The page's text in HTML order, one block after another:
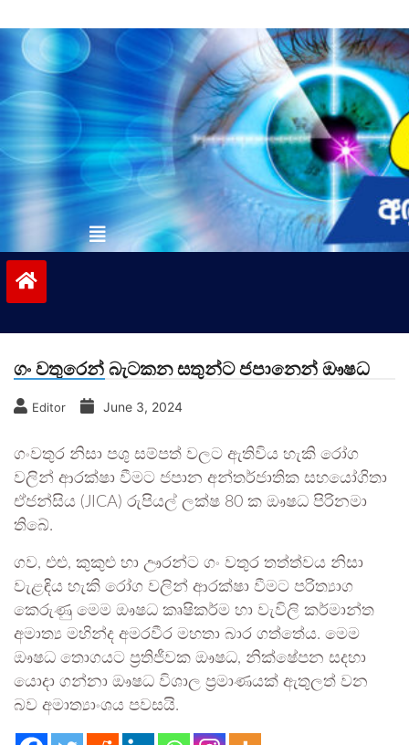
to
contentvinivida.lk
ගං වතුරෙන් බැටකන සතුන්ට ජපානෙන් ඖෂධ
Editor June 3, 2024
ගංවතුර නිසා පශු සම්පත් වලට ඇතිවිය හැකි රෝග
වලින් ආරක්ෂා වීමට ජපාන අන්තර්ජාතික සහයෝගිතා
ඒජන්සිය (JICA) රුපියල් ලක්ෂ 80 ක ඖෂධ පිරිනමා
තිබේ.
ගව, එළු, කුකුළු හා ඌරන්ට ගං වතුර තත්ත්වය නිසා
වැළඳිය හැකි රෝග වලින් ආරක්ෂා වීමට පරිත්‍යාග
කෙරුණු මෙම ඖෂධ කෘෂිකර්ම හා වැවිලි කර්මාන්ත
අමාත්‍ය මහින්ද අමරවීර මහතා බාර ගත්තේය. මෙම
ඖෂධ තොගයට ප්‍රතිජීවක ඖෂධ, නික්ෂේපන සදහා
යොදා ගන්නා ඖෂධ විශාල ප්‍රමාණයක් ඇතුලත් වන
බව අමාත්‍යාංශය පවසයි.